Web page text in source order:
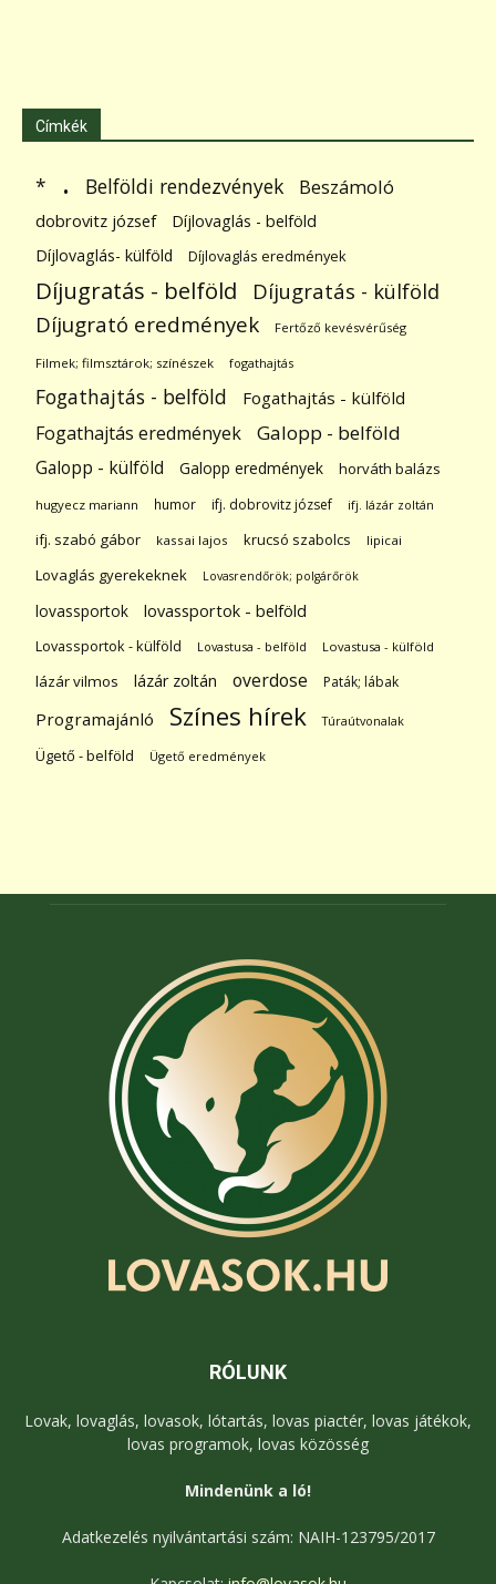
Címkék
* . Belföldi rendezvények Beszámoló
dobrovitz józsef
Díjlovaglás - belföld
Díjlovaglás- külföld
Díjlovaglás eredmények
Díjugratás - belföld Díjugratás - külföld
Díjugrató eredmények Fertőző kevésvérűség
Filmek; filmsztárok; színészek fogathajtás
Fogathajtás - belföld Fogathajtás - külföld
Fogathajtás eredmények Galopp - belföld
Galopp - külföld Galopp eredmények horváth balázs
hugyecz mariann humor ifj. dobrovitz józsef ifj. lázár zoltán
ifj. szabó gábor kassai lajos krucsó szabolcs lipicai
Lovaglás gyerekeknek Lovasrendőrök; polgárőrök
lovassportok lovassportok - belföld
Lovassportok - külföld Lovastusa - belföld Lovastusa - külföld
lázár vilmos lázár zoltán overdose Paták; lábak
Programajánló Színes hírek Túraútvonalak
Ügető - belföld Ügető eredmények
RÓLUNK
Lovak, lovaglás, lovasok, lótartás, lovas piactér, lovas játékok,
lovas programok, lovas közösség
Mindenünk a ló!
Adatkezelés nyilvántartási szám: NAIH-123795/2017